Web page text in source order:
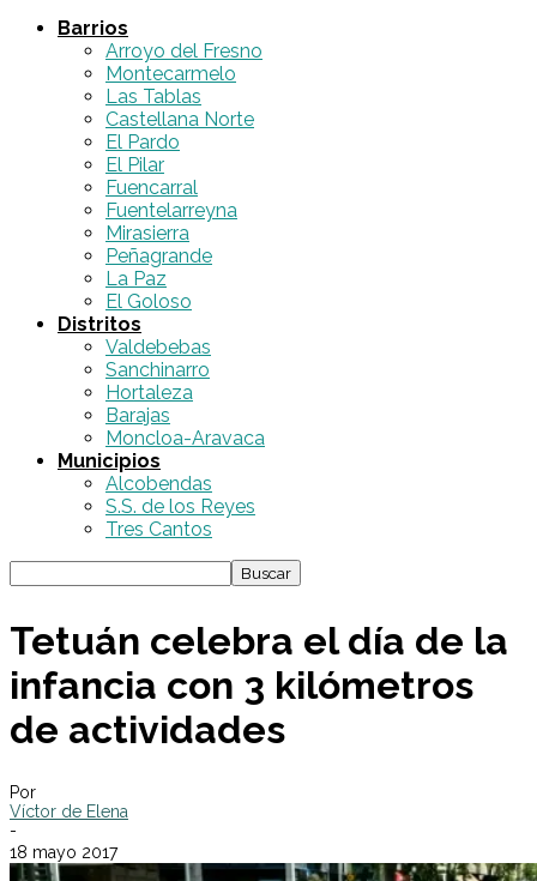
Barrios
Arroyo del Fresno
Montecarmelo
Las Tablas
Castellana Norte
El Pardo
El Pilar
Fuencarral
Fuentelarreyna
Mirasierra
Peñagrande
La Paz
El Goloso
Distritos
Valdebebas
Sanchinarro
Hortaleza
Barajas
Moncloa-Aravaca
Municipios
Alcobendas
S.S. de los Reyes
Tres Cantos
Tetuán celebra el día de la
infancia con 3 kilómetros
de actividades
Por
Víctor de Elena
-
18 mayo 2017